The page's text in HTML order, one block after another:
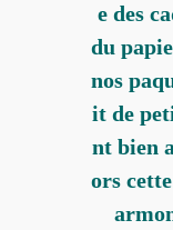
e des
du
nos
it de
nt bien
ors